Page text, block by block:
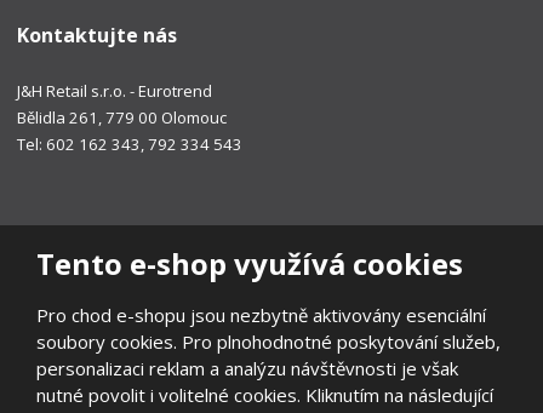
Tento e-shop využívá cookies
Pro chod e-shopu jsou nezbytně aktivovány esenciální
soubory cookies. Pro plnohodnotné poskytování služeb,
personalizaci reklam a analýzu návštěvnosti je však
nutné povolit i volitelné cookies. Kliknutím na následující
Kontaktujte nás
J&H Retail s.r.o. - Eurotrend
Bělidla 261, 779 00 Olomouc
Tel: 602 162 343, 792 334 543